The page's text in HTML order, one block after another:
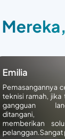
Emilia
Pemasangannya
teknisi ramah, jika
gangguan
ditangani,
memberikan
pelanggan.Sangat